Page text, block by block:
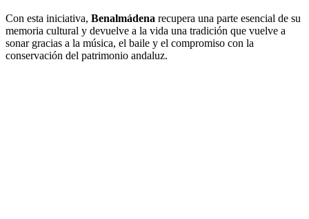
Con esta iniciativa, Benalmádena recupera una parte esencial de su
memoria cultural y devuelve a la vida una tradición que vuelve a
sonar gracias a la música, el baile y el compromiso con la
conservación del patrimonio andaluz.